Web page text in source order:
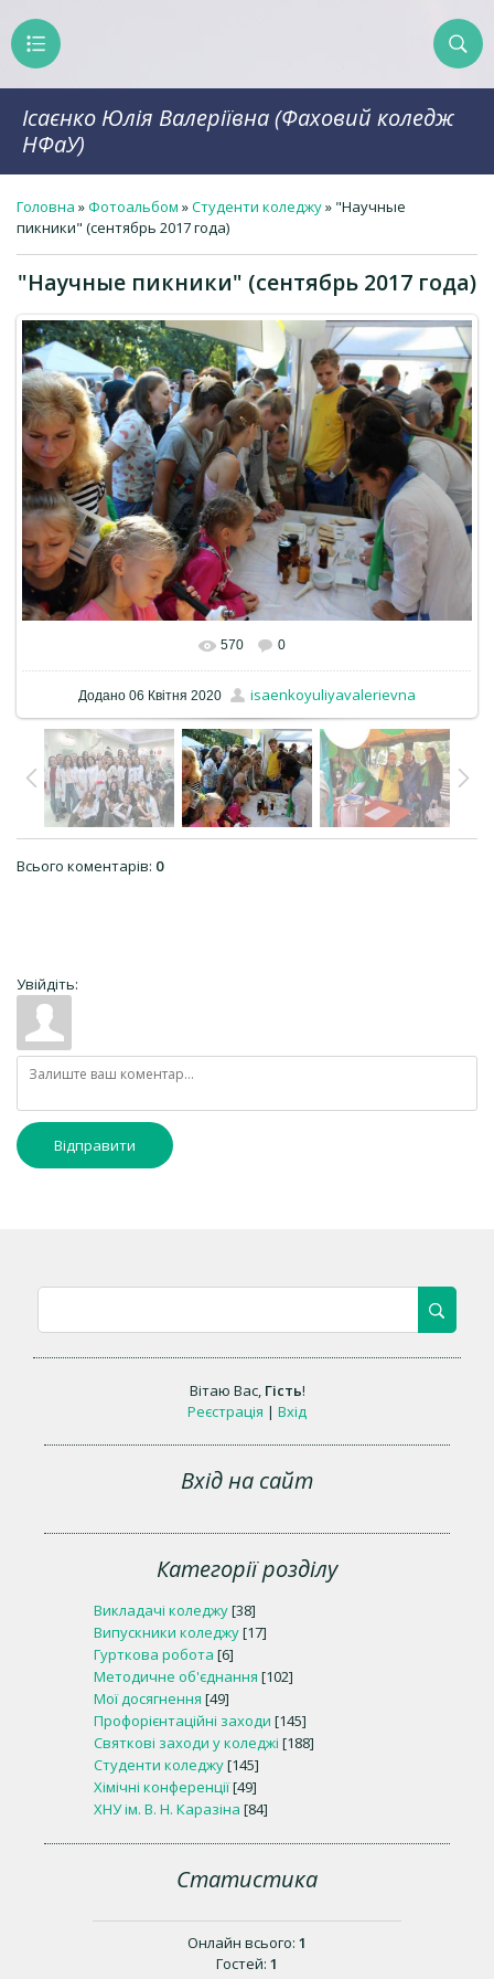
Ісаєнко Юлія Валеріївна (Фаховий коледж
НФаУ)
Головна »Фотоальбом »Студенти коледжу» "Научные
пикники" (сентябрь 2017 года)
"Научные пикники" (сентябрь 2017 года)
570 0
Додано 06 Квітня 2020 isaenkoyuliyavalerievna
Всього коментарів: 0
Увійдіть:
Відправити
Вітаю Вас, Гість!
Реєстрація | Вхід
Вхід на сайт
Категорії розділу
Викладачі коледжу[38]
Випускники коледжу[17]
Гурткова робота [6]
Методичне об'єднання [102]
Мої досягнення [49]
Профорієнтаційні заходи [145]
Святкові заходи у коледжі [188]
Студенти коледжу[145]
Хімічні конференції[49]
ХНУ ім. В. Н. Каразіна [84]
Статистика
Онлайн всього: 1
Гостей: 1